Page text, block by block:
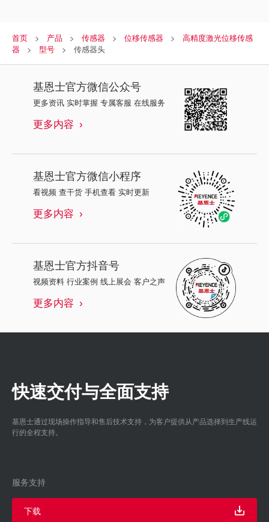
首页 产品 传感器 位移传感器
高精度激光位移传感
器
型号 传感器头
基恩士官方微信公众号
更多资讯 实时掌握 专属客服 在线服务
更多内容
基恩士官方微信小程序
看视频 查干货 手机查看 实时更新
更多内容
基恩士官方抖音号
视频资料 行业案例 线上展会 客户之声
更多内容
快速交付与全面支持
基恩士通过现场操作指导和售后技术支持，为客户提供从产品选择到生产线运
行的全程支持。
服务支持
下载